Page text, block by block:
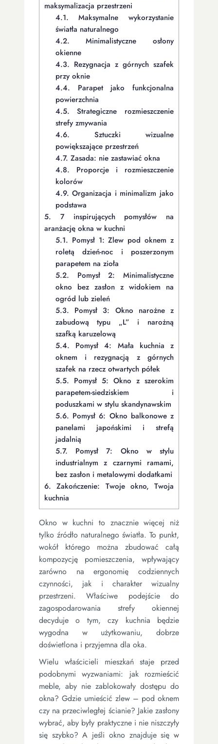
maksymalizacja przestrzeni
4.1. Maksymalne wykorzystanie
światła naturalnego
4.2. Minimalistyczne osłony
okienne
4.3. Rezygnacja z górnych szafek
przy oknie
4.4. Parapet jako funkcjonalna
powierzchnia
4.5. Strategiczne rozmieszczenie
strefy zmywania
4.6. Sztuczki wizualne
powiększające przestrzeń
4.7. Zasada: nie zastawiać okna
4.8. Proporcje i rozmieszczenie
kolorów
4.9. Organizacja i minimalizm jako
podstawa
5. 7 inspirujących pomysłów na
aranżację okna w kuchni
5.1. Pomysł 1: Zlew pod oknem z
roletą dzień-noc i poszerzonym
parapetem na zioła
5.2. Pomysł 2: Minimalistyczne
okno bez zasłon z widokiem na
ogród lub zieleń
5.3. Pomysł 3: Okno narożne z
zabudową typu „L” i narożną
szafką karuzelową
5.4. Pomysł 4: Mała kuchnia z
oknem i rezygnacją z górnych
szafek na rzecz otwartych półek
5.5. Pomysł 5: Okno z szerokim
parapetem-siedziskiem i
poduszkami w stylu skandynawskim
5.6. Pomysł 6: Okno balkonowe z
panelami japońskimi i strefą
jadalnią
5.7. Pomysł 7: Okno w stylu
industrialnym z czarnymi ramami,
bez zasłon i metalowymi dodatkami
6. Zakończenie: Twoje okno, Twoja
kuchnia
Okno w kuchni to znacznie więcej niż
tylko źródło naturalnego światła. To punkt,
wokół którego można zbudować całą
kompozycję pomieszczenia, wpływający
zarówno na ergonomię codziennych
czynności, jak i charakter wizualny
przestrzeni. Właściwe podejście do
zagospodarowania strefy okiennej
decyduje o tym, czy kuchnia będzie
wygodna w użytkowaniu, dobrze
doświetlona i przyjemna dla oka.
Wielu właścicieli mieszkań staje przed
podobnymi wyzwaniami: jak rozmieścić
meble, aby nie zablokowały dostępu do
okna? Gdzie umieścić zlew – pod oknem
czy na przeciwległej ścianie? Jakie zasłony
wybrać, aby były praktyczne i nie niszczyły
się szybko? A jeśli okno znajduje się w